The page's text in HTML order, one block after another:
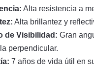
Alta resistencia a
Alta brillantez y
de Visibilidad: Gran
perpendicular.
7 años de vida útil en